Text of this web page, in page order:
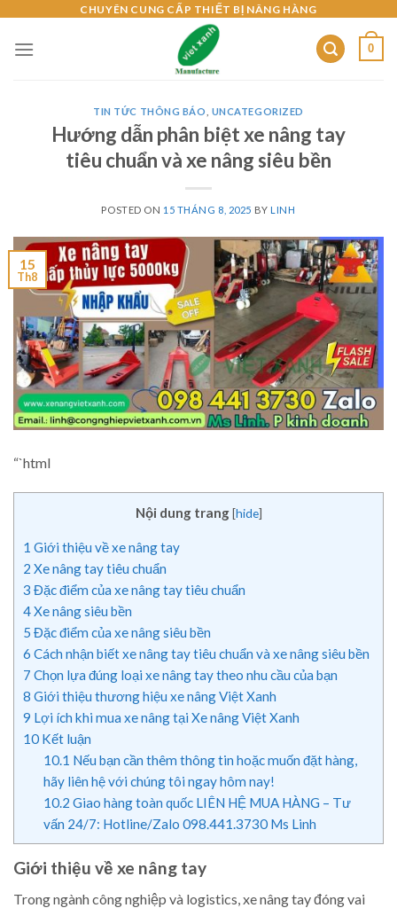
content
CHUYÊN CUNG CẤP THIẾT BỊ NÂNG HÀNG
0
TIN TỨC THÔNG BÁO UNCATEGORIZED
Hướng dẫn phân biệt xe nâng tay
tiêu chuẩn và xe nâng siêu bền
POSTED ON 15 THÁNG 8, 2025 BYLINH
15
Th8
“`html
Nội dung trang [hide]
1 Giới thiệu về xe nâng tay
2 Xe nâng tay tiêu chuẩn
3 Đặc điểm của xe nâng tay tiêu chuẩn
4Xe nâng siêu bền
5 Đặc điểm của xe nâng siêu bền
6 Cách nhận biết xe nâng tay tiêu chuẩn và xe nâng siêu bền
7 Chọn lựa đúng loại xe nâng tay theo nhu cầu của bạn
8 Giới thiệu thương hiệu xe nâng Việt Xanh
9 Lợi ích khi mua xe nâng tại Xe nâng Việt Xanh
10 Kết luận
10.1 Nếu bạn cần thêm thông tin hoặc muốn đặt hàng,
hãy liên hệ với chúng tôi ngay hôm nay!
10.2 Giao hàng toàn quốc LIÊN HỆ MUA HÀNG – Tư
vấn 24/7: Hotline/Zalo 098.441.3730 Ms Linh
Giới thiệu về xe nâng tay
Trong ngành công nghiệp và logistics, xe nâng tay đóng vai